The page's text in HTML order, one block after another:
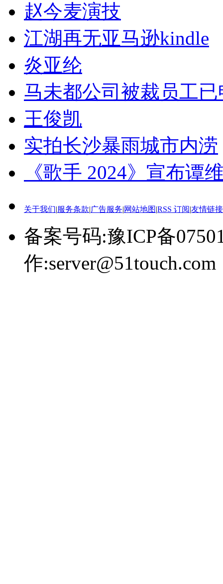
赵今麦演技
江湖再无亚马逊kindle
炎亚纶
马未都公司被裁员工
王俊凯
实拍长沙暴雨城市内涝
《歌手 2024》宣布谭
关于我们|服务条款|广告服务|网站地图|RSS 订阅|友情链接
备案号码:豫ICP备
作:server@51touch.com